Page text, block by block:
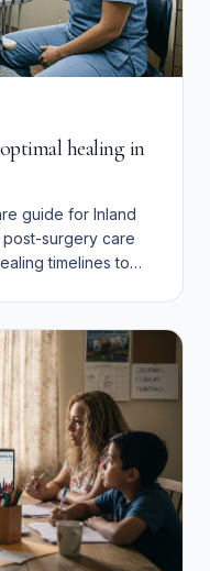
healing in
guide for Inland
post-surgery care
timelines to